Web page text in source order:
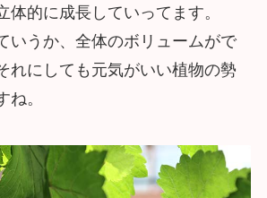
体的に成長していってます。
いうか、全体のボリュームがで
れにしても元気がいい植物の勢
ね。